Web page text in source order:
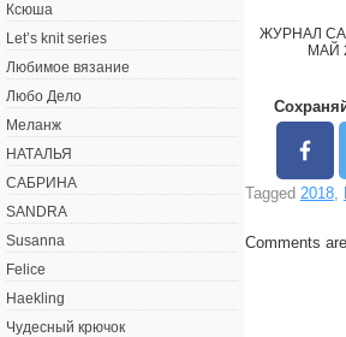
ЖУРНАЛ
МАЙ
Tagged 2018,
Comments
Ксюша
Let’s knit series
Любимое вязание
Любо Дело
Меланж
НАТАЛЬЯ
САБРИНА
SANDRA
Susanna
Felice
Haekling
Чудесный крючок